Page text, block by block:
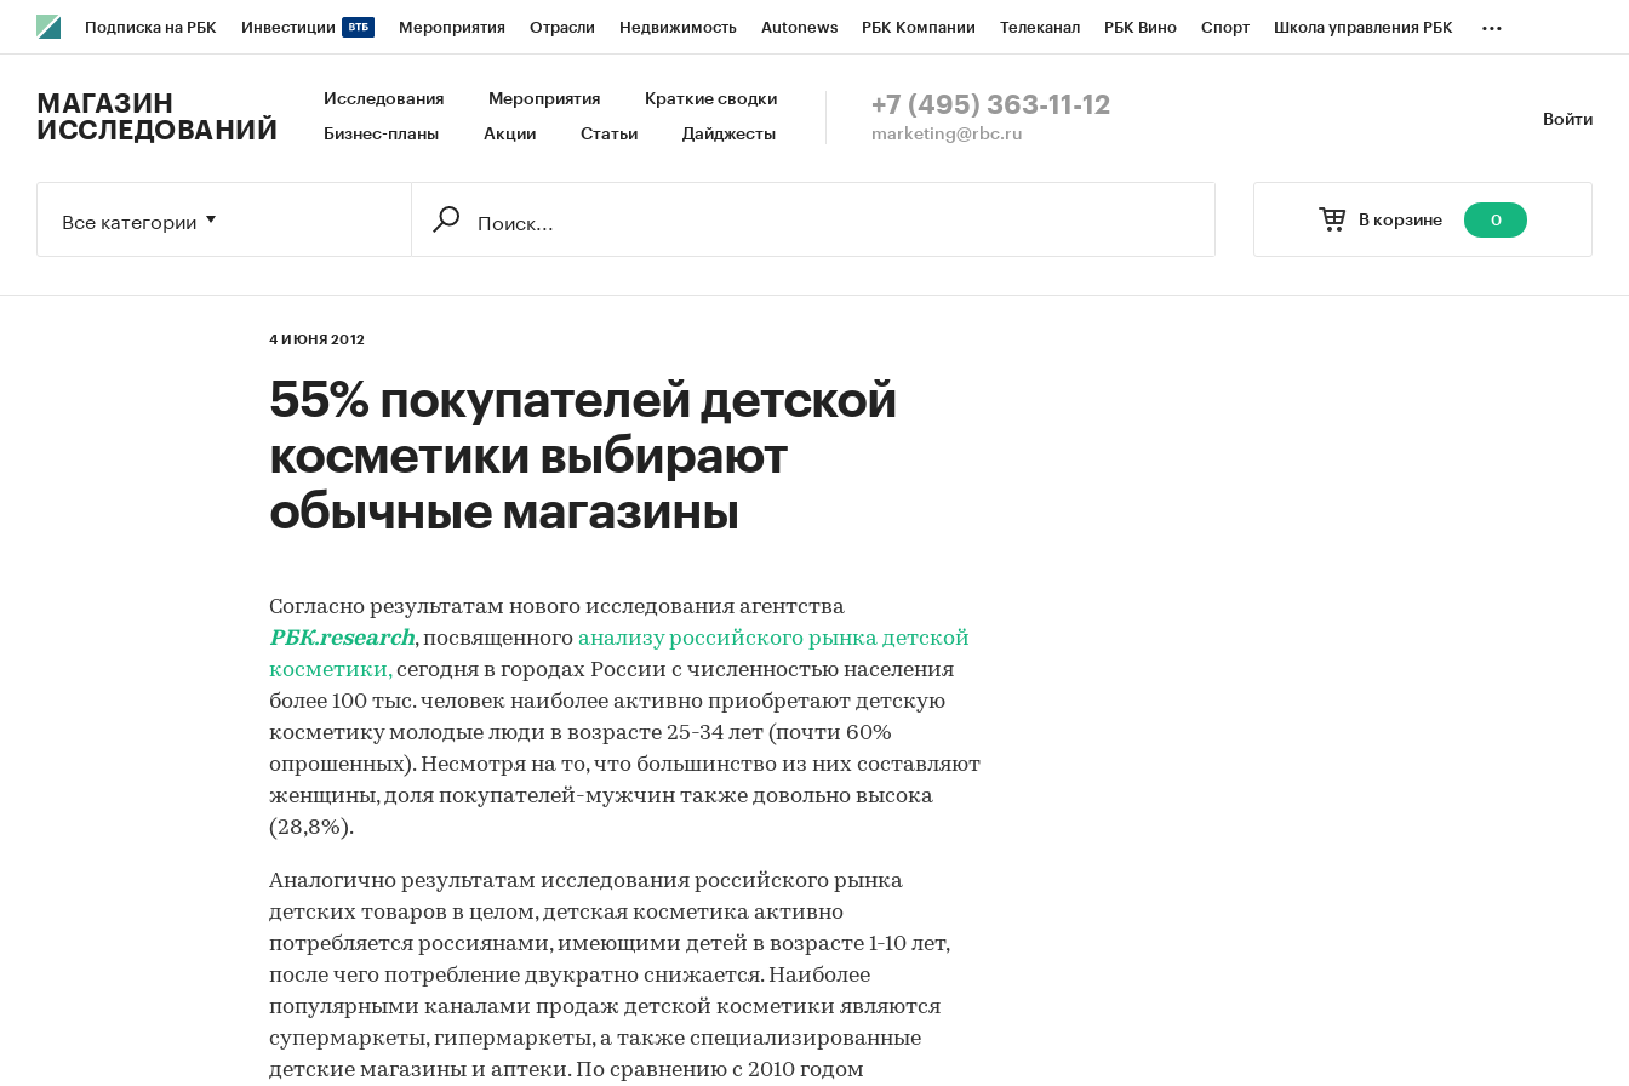
Подписка на РБК Инвестиции Мероприятия Отрасли Недвижимость Autonews РБК Компании Телеканал РБК Вино Спорт Школа управления РБК
Исследования Кредитные рейтинги Франшизы Газета Спецпроекты СПб Конференции СПб Спецпроекты
...
Войти
МАГАЗИН
ИССЛЕДОВАНИЙ
Исследования Мероприятия Краткие сводки
Бизнес-планы Акции Статьи Дайджесты
+7 (495) 363-11-12
marketing@rbc.ru
В корзине 0
Все категории
4 ИЮНЯ 2012
55% покупателей детской
косметики выбирают
обычные магазины
Согласно результатам нового исследования агентства
РБК.research, посвященного анализу российского рынка детской
косметики,сегодня в городах России с численностью населения
более 100 тыс. человек наиболее активно приобретают детскую
косметику молодые люди в возрасте 25-34 лет (почти 60%
опрошенных). Несмотря на то, что большинство из них составляют
женщины, доля покупателей-мужчин также довольно высока
(28,8%).
Аналогично результатам исследования российского рынка
детских товаров в целом, детская косметика активно
потребляется россиянами, имеющими детей в возрасте 1-10 лет,
после чего потребление двукратно снижается. Наиболее
популярными каналами продаж детской косметики являются
супермаркеты, гипермаркеты, а также специализированные
детские магазины и аптеки. По сравнению с 2010 годом